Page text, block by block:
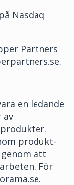
Nasdaq
Partners
en ledande
av
produkt-
att
För